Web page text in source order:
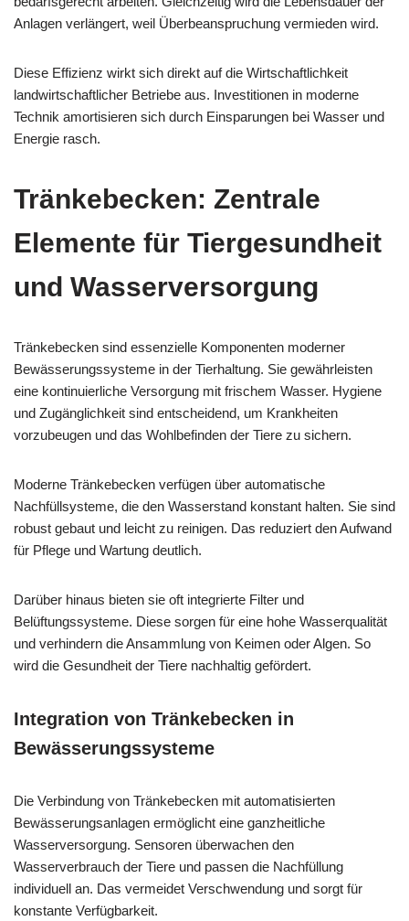
Anlagen verlängert, weil Überbeanspruchung vermieden wird.
Diese Effizienz wirkt sich direkt auf die Wirtschaftlichkeit
landwirtschaftlicher Betriebe aus. Investitionen in moderne
Technik amortisieren sich durch Einsparungen bei Wasser und
Energie rasch.
Tränkebecken: Zentrale
Elemente für Tiergesundheit
und Wasserversorgung
Tränkebecken sind essenzielle Komponenten moderner
Bewässerungssysteme in der Tierhaltung. Sie gewährleisten
eine kontinuierliche Versorgung mit frischem Wasser. Hygiene
und Zugänglichkeit sind entscheidend, um Krankheiten
vorzubeugen und das Wohlbefinden der Tiere zu sichern.
Moderne Tränkebecken verfügen über automatische
Nachfüllsysteme, die den Wasserstand konstant halten. Sie sind
robust gebaut und leicht zu reinigen. Das reduziert den Aufwand
für Pflege und Wartung deutlich.
Darüber hinaus bieten sie oft integrierte Filter und
Belüftungssysteme. Diese sorgen für eine hohe Wasserqualität
und verhindern die Ansammlung von Keimen oder Algen. So
wird die Gesundheit der Tiere nachhaltig gefördert.
Integration von Tränkebecken in
Bewässerungssysteme
Die Verbindung von Tränkebecken mit automatisierten
Bewässerungsanlagen ermöglicht eine ganzheitliche
Wasserversorgung. Sensoren überwachen den
Wasserverbrauch der Tiere und passen die Nachfüllung
individuell an. Das vermeidet Verschwendung und sorgt für
konstante Verfügbarkeit.